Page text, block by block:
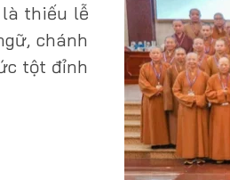
là thiếu lễ
chánh
tột đỉnh